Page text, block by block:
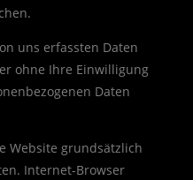
uns erfassten Daten
ohne Ihre Einwilligung
Daten
Website grundsätzlich
Internet-Browser